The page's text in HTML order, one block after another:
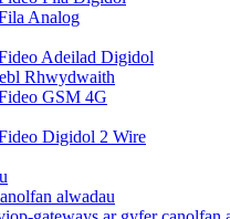
Analog
Adeilad Digidol
Rhwydwaith
GSM 4G
Digidol 2 Wire
alwadau